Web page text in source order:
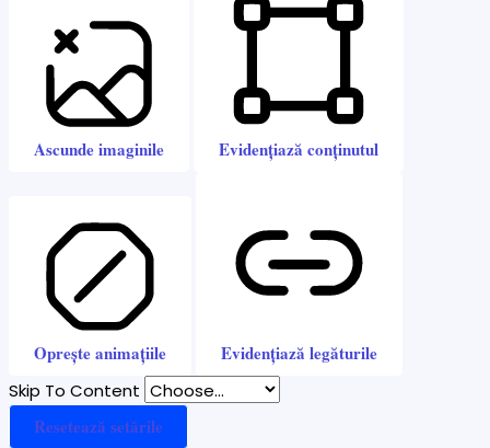
Ascunde imaginile Evidențiază conținutul
Oprește animațiile Evidențiază legăturile
Skip To Content
Resetează setările